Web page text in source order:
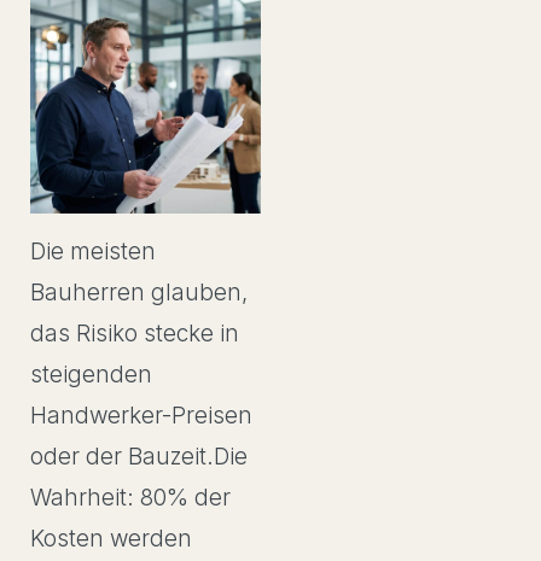
Die meisten
Bauherren glauben,
das Risiko stecke in
steigenden
Handwerker-Preisen
oder der Bauzeit.Die
Wahrheit: 80% der
Kosten werden